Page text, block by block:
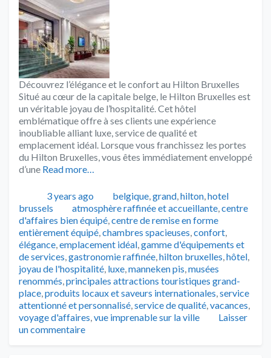
Découvrez l’élégance et le confort au Hilton Bruxelles
Situé au cœur de la capitale belge, le Hilton Bruxelles est
un véritable joyau de l’hospitalité. Cet hôtel
emblématique offre à ses clients une expérience
inoubliable alliant luxe, service de qualité et
emplacement idéal. Lorsque vous franchissez les portes
du Hilton Bruxelles, vous êtes immédiatement enveloppé
d’une Read more…
Publié3 years ago Catégories
belgique,grand,hilton,hotel
brussels
Tags
atmosphère raffinée et accueillante,centre
d'affaires bien équipé,centre de remise en forme
entièrement équipé,chambres spacieuses,confort,
élégance,emplacement idéal,gamme d'équipements et
de services,gastronomie raffinée,hilton bruxelles,hôtel,
joyau de l'hospitalité, luxe,manneken pis,musées
renommés,principales attractions touristiques grand-
place,produits locaux et saveurs internationales,service
attentionné et personnalisé,service de qualité,vacances,
voyage d'affaires,vue imprenable sur la ville
Laisser
un commentaire